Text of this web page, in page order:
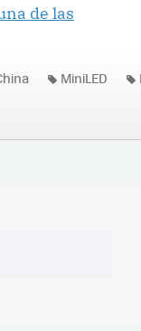
de las
MiniLED